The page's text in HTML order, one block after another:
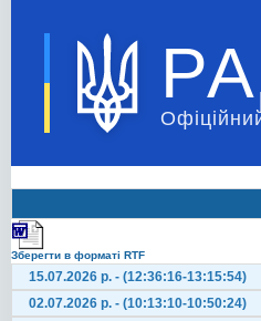
Зберегти в форматі RTF
15.07.2026 р. - (12:36:16-13:15:54)
02.07.2026 р. - (10:13:10-10:50:24)